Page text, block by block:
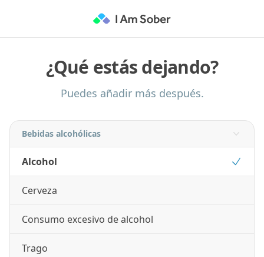
¿Qué estás dejando?
Puedes añadir más después.
Bebidas alcohólicas
Alcohol
Cerveza
Consumo excesivo de alcohol
Trago